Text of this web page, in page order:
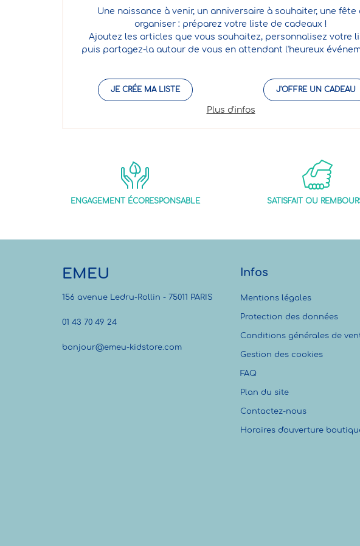
Une naissance à venir, un anniversaire à souhaiter, une fête
organiser : préparez votre liste de cadeaux !
Ajoutez les articles que vous souhaitez, personnalisez votre
puis partagez-la autour de vous en attendant l'heureux
JE CRÉE MA LISTE J'OFFRE UN CADEAU
Plus d'infos
ENGAGEMENT ÉCORESPONSABLE SATISFAIT OU
EMEU
156 avenue Ledru-Rollin - 75011 PARIS
01 43 70 49 24
bonjour@emeu-kidstore.com
Infos
Mentions légales
Protection des données
Conditions générales de
Gestion des cookies
FAQ
Plan du site
Contactez-nous
Horaires d'ouverture